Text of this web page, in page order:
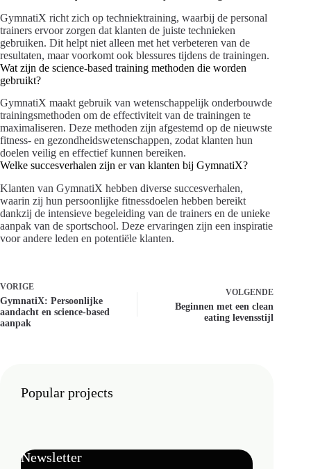
GymnatiX richt zich op techniektraining, waarbij de personal
trainers ervoor zorgen dat klanten de juiste technieken
gebruiken. Dit helpt niet alleen met het verbeteren van de
resultaten, maar voorkomt ook blessures tijdens de trainingen.
Wat zijn de science-based training methoden die worden
gebruikt?
GymnatiX maakt gebruik van wetenschappelijk onderbouwde
trainingsmethoden om de effectiviteit van de trainingen te
maximaliseren. Deze methoden zijn afgestemd op de nieuwste
fitness- en gezondheidswetenschappen, zodat klanten hun
doelen veilig en effectief kunnen bereiken.
Welke succesverhalen zijn er van klanten bij GymnatiX?
Klanten van GymnatiX hebben diverse succesverhalen,
waarin zij hun persoonlijke fitnessdoelen hebben bereikt
dankzij de intensieve begeleiding van de trainers en de unieke
aanpak van de sportschool. Deze ervaringen zijn een inspiratie
voor andere leden en potentiële klanten.
VORIGE
GymnatiX: Persoonlijke
aandacht en science-based
aanpak
VOLGENDE
Beginnen met een clean
eating levensstijl
Popular projects
Newsletter